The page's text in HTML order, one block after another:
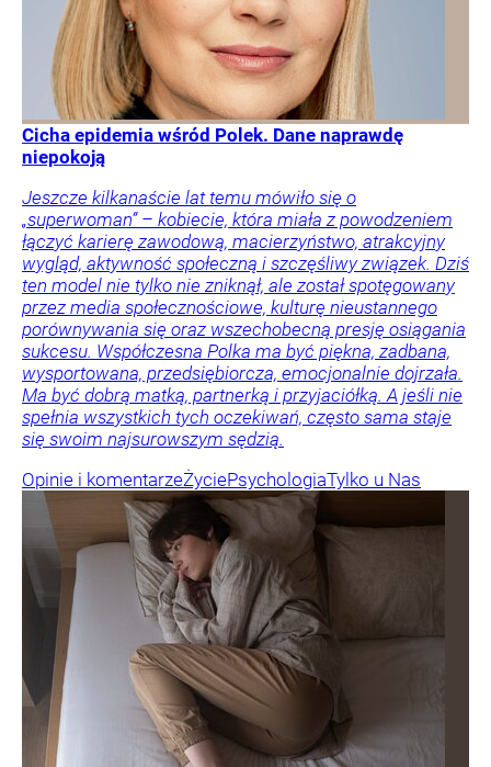
Cicha epidemia wśród Polek. Dane naprawdę
niepokoją
Jeszcze kilkanaście lat temu mówiło się o
„superwoman” – kobiecie, która miała z powodzeniem
łączyć karierę zawodową, macierzyństwo, atrakcyjny
wygląd, aktywność społeczną i szczęśliwy związek. Dziś
ten model nie tylko nie zniknął, ale został spotęgowany
przez media społecznościowe, kulturę nieustannego
porównywania się oraz wszechobecną presję osiągania
sukcesu. Współczesna Polka ma być piękna, zadbana,
wysportowana, przedsiębiorcza, emocjonalnie dojrzała.
Ma być dobrą matką, partnerką i przyjaciółką. A jeśli nie
spełnia wszystkich tych oczekiwań, często sama staje
się swoim najsurowszym sędzią.
Opinie i komentarzeŻyciePsychologiaTylko u Nas